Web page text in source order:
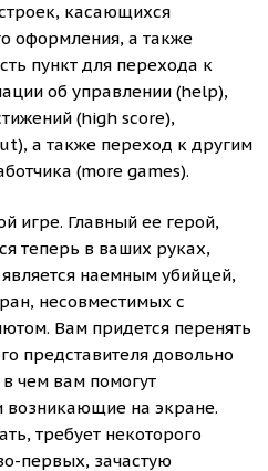
касающихся
оформления, а также
пункт для перехода к
об управлении (help),
(high score),
а также переход к другим
(more games).
игре. Главный ее герой,
теперь в ваших руках,
наемным убийцей,
несовместимых с
Вам придется перенять
представителя довольно
чем вам помогут
возникающие на экране.
требует некоторого
первых, зачастую